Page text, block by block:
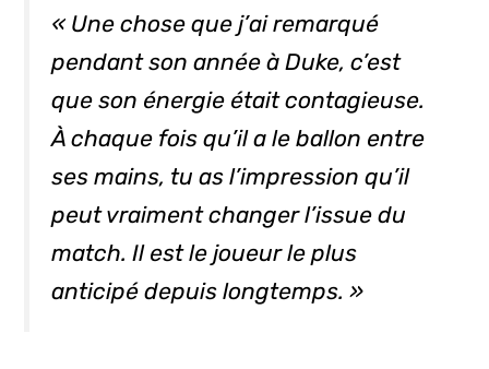
« Une chose que j’ai remarqué
pendant son année à Duke, c’est
que son énergie était contagieuse.
À chaque fois qu’il a le ballon entre
ses mains, tu as l’impression qu’il
peut vraiment changer l’issue du
match. Il est le joueur le plus
anticipé depuis longtemps. »